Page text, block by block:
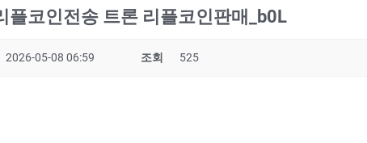
플코인전송 트론 리플코인판매_b0L
2026-05-08 06:59 조회 525